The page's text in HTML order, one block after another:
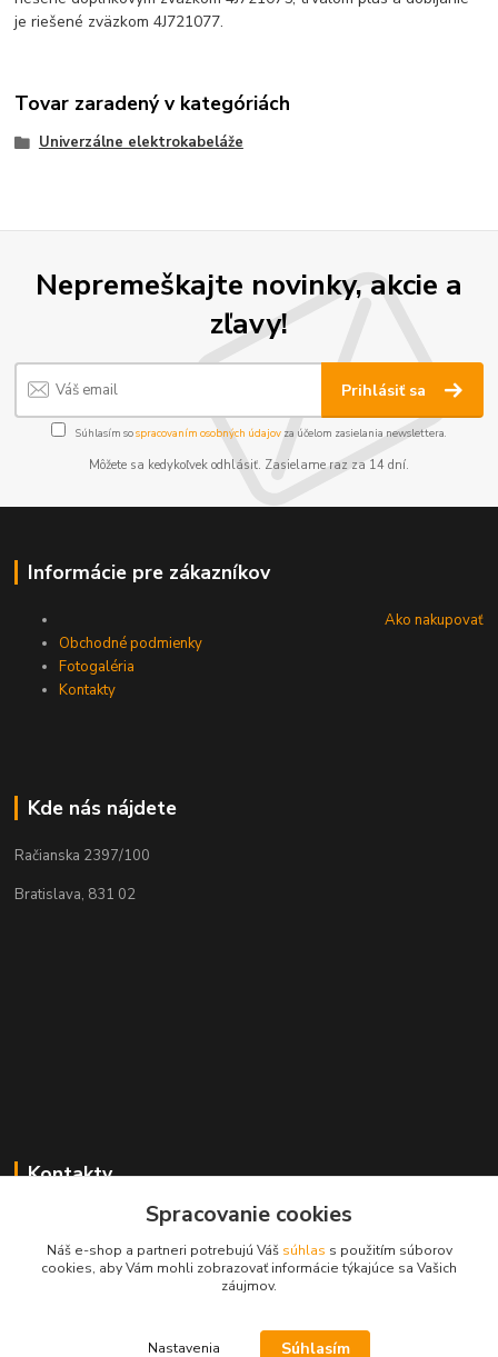
je riešené zväzkom 4J721077.
Tovar zaradený v kategóriách
Univerzálne elektrokabeláže
Nepremeškajte novinky, akcie a
zľavy!
Prihlásiť sa
Súhlasím sospracovaním osobných údajov za účelom zasielania newslettera.
Môžete sa kedykoľvek odhlásiť. Zasielame raz za 14 dní.
Informácie pre zákazníkov
Ako nakupovať
Obchodné podmienky
Fotogaléria
Kontakty
Kde nás nájdete
Račianska 2397/100
Bratislava, 831 02
Kontakty
Zákaznícka podpora MADPARTS
+421 903 566 139
(Po-Pia, 8-17 hod.), (So 8-11 hod.)
Spracovanie cookies
Náš e-shop a partneri potrebujú Váš súhlas s použitím súborov
cookies, aby Vám mohli zobrazovať informácie týkajúce sa Vašich
záujmov.
Nastavenia Súhlasím